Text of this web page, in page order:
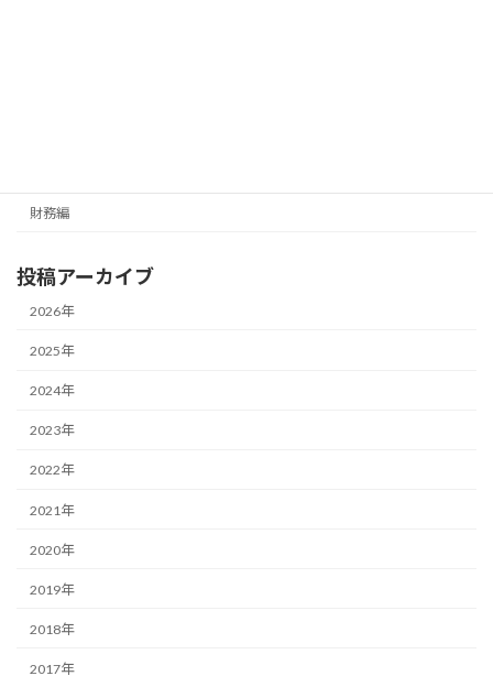
財務編
投稿アーカイブ
2026年
2025年
2024年
2023年
2022年
2021年
2020年
2019年
2018年
2017年